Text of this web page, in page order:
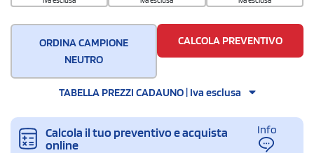
ORDINA CAMPIONE
NEUTRO
CALCOLA PREVENTIVO
TABELLA PREZZI CADAUNO | Iva esclusa
Calcola il tuo preventivo e acquista
online
Info